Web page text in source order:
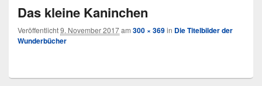
Das kleine Kaninchen
Veröffentlicht9. November 2017am 300 × 369in Die Titelbilder der
Wunderbücher